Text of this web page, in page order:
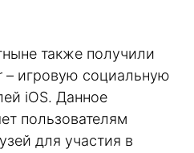
также получили
– игровую социальную
iOS. Данное
пользователям
для участия в